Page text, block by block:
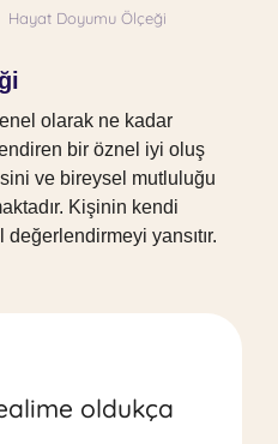
Hayat Doyumu Ölçeği
olarak ne kadar
bir öznel iyi oluş
ve bireysel mutluluğu
Kişinin kendi
değerlendirmeyi yansıtır.
oldukça